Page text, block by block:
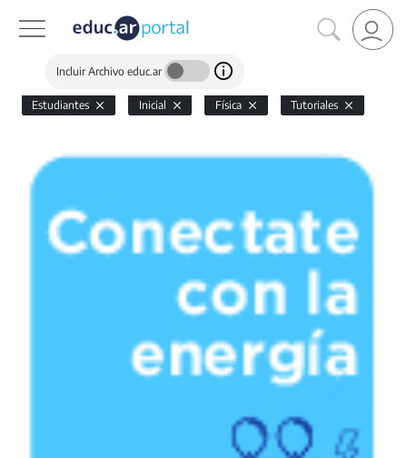
Incluir Archivo educ.ar
Estudiantes Inicial Física Tutoriales